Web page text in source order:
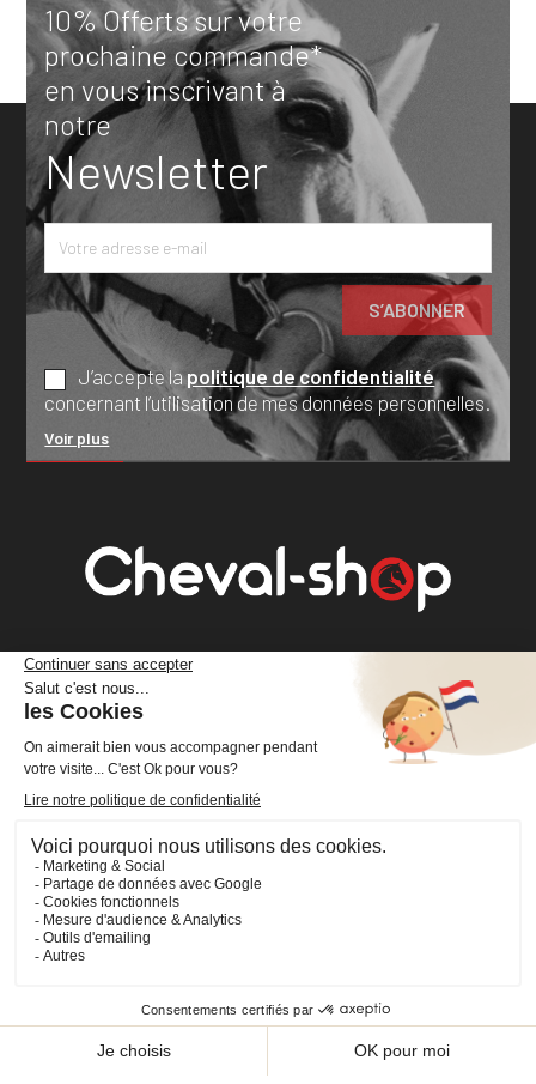
10% Offerts sur votre
prochaine commande*
en vous inscrivant à
notre
Newsletter
J’accepte lapolitique de confidentialité
concernant l’utilisation de mes données personnelles.
Voir plus
France
+33 (0)2 40 36 20 61
Facebook
INFORMATIONS 
PRODUITS